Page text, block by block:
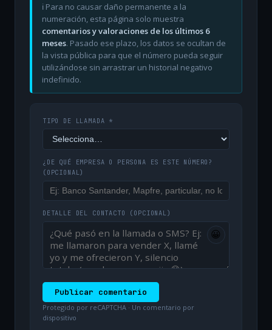
ℹ️ Para no causar daño permanente a la
numeración, esta página solo muestra
comentarios y valoraciones de los últimos 6
meses. Pasado ese plazo, los datos se ocultan de
la vista pública para que el número pueda seguir
utilizándose sin arrastrar un historial negativo
indefinido.
TIPO DE LLAMADA *
¿DE QUÉ EMPRESA O PERSONA ES ESTE NÚMERO?
(OPCIONAL)
DETALLE DEL CONTACTO (OPCIONAL)
😀
Publicar comentario
Protegido por reCAPTCHA · Un comentario por
dispositivo